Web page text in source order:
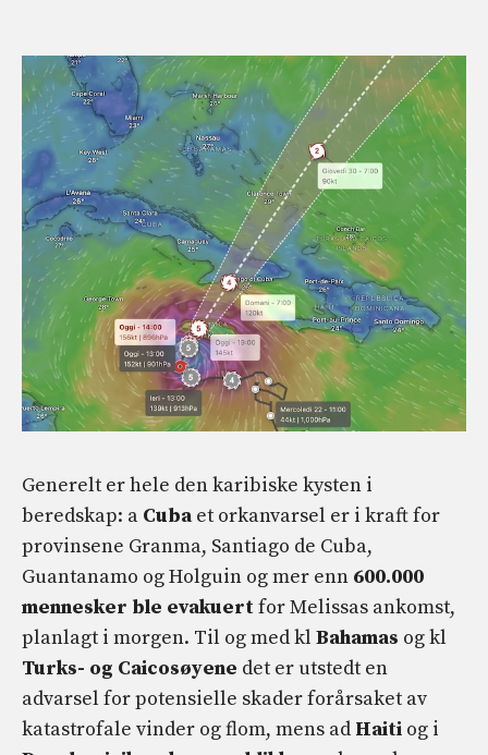
Generelt er hele den karibiske kysten i
beredskap: a Cuba et orkanvarsel er i kraft for
provinsene Granma, Santiago de Cuba,
Guantanamo og Holguin og mer enn 600.000
mennesker ble evakuertfor Melissas ankomst,
planlagt i morgen. Til og med kl Bahamas og kl
Turks- og Caicosøyene det er utstedt en
advarsel for potensielle skader forårsaket av
katastrofale vinder og flom, mens ad Haiti og i